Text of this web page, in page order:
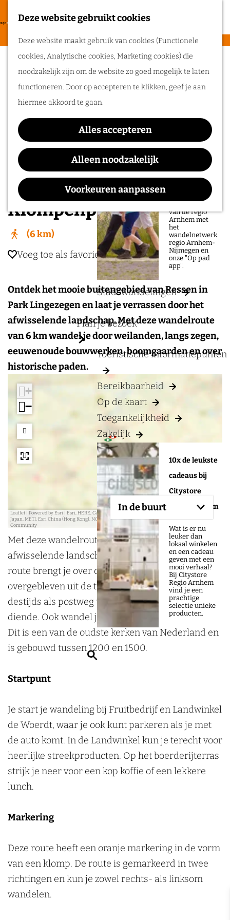
Deze website gebruikt cookies
Deze website maakt gebruik van cookies (Functionele
cookies, Analytische cookies, Marketing cookies) die
noodzakelijk zijn om de website zo goed mogelijk te laten
functioneren. Door op accepteren te klikken, geef je aan
hiermee akkoord te gaan.
Alles accepteren
Alleen noodzakelijk
Voorkeuren aanpassen
a
F
a
v
o
r
i
e
e
M
e
n
u
Routes
Wandelen
Routeplanner
Ga op pad in
natuur en rijke
van de regio
Arnhem met
het
wandelnetwerk
regio Arnhem-
Nijmegen en
onze "Op pad
app".
Stadswandelingen
Plan je bezoek
Toeristische informatiepunten
Bereikbaarheid
Op de kaart
Toegankelijkheid
Zakelijk
10x de leukste
cadeaus bij
Citystore
Regio Arnhem
Wat is er nu
leuker dan
lokaal winkelen
en een cadeau
geven met een
mooi verhaal?
Bij Citystore
Regio Arnhem
vind je een
prachtige
selectie unieke
producten.
Z
e
n
Klompenpad: Zeegsepad
6 km
Ontdek het mooie buitengebied van Ressen in
Park Lingezegen en laat je verrassen door het
afwisselende landschap. Met deze wandelroute
van 6 km wandel je door weilanden, langs zegen,
eeuwenoude bouwwerken, boomgaarden en over
historische paden.
Voeg toe als favoriet
Voeg toe als favoriet
In de buurt
1 1
+
−
Leaflet
Powered by Esri | Esri, HERE, Garmin, USGS, Intermap, INCREMENT P, NRCAN, Esri
Japan, METI, Esri China (Hong Kong), NOSTRA, © OpenStreetMap contributors, and the GIS User
Community
Met deze wandelroute van 6 km ontdek je het
afwisselende landschap van Ressen. Deze brengt
route brengt je over de Postweg. Deze weg is nog
overgebleven uit de tijd van de Romeinen, wat
destijds als postweg tussen Arnhem en Nijmegen
diende. Ook wandel je langs de kerk van Ressen.
Dit is een van de oudste kerken van Nederland en
is gebouwd tussen 1200 en 1500.
Startpunt
Je start je wandeling bij Fruitbedrijf en Landwinkel
de Woerdt, waar je ook kunt parkeren als je met
de auto komt. In de Landwinkel kun je terecht voor
heerlijke streekproducten. Op het boerderijterras
strijk je neer voor een kop koffie of een lekkere
lunch.
Markering
Deze route heeft een oranje markering in de vorm
van een klomp. De route is gemarkeerd in twee
richtingen en kun je zowel rechts- als linksom
wandelen.